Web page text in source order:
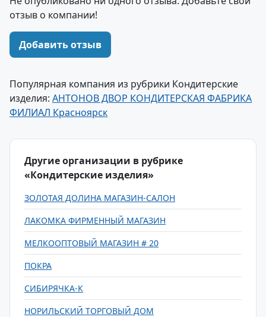
отзыв о компании!
Добавить отзыв
Популярная компания из рубрики Кондитерские
изделия: АНТОНОВ ДВОР КОНДИТЕРСКАЯ ФАБРИКА
ФИЛИАЛ Красноярск
Другие организации в рубрике
«Кондитерские изделия»
ЗОЛОТАЯ ДОЛИНА МАГАЗИН-САЛОН
ЛАКОМКА ФИРМЕННЫЙ МАГАЗИН
МЕЛКООПТОВЫЙ МАГАЗИН # 20
ПОКРА
СИБИРЯЧКА-К
НОРИЛЬСКИЙ ТОРГОВЫЙ ДОМ